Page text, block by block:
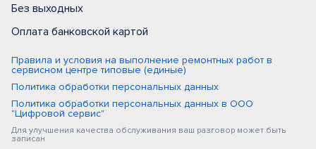
Без выходных
Оплата банковской картой
Правила и условия на выполнение ремонтных работ в
сервисном центре типовые (единые)
Политика обработки персональных данных
Политика обработки персональных данных в ООО
"Цифровой сервис"
Для улучшения качества обслуживания ваш разговор может быть
записан